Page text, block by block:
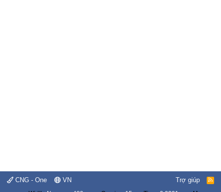
CNG - One VN Trợ giúp
R